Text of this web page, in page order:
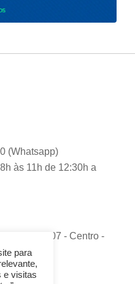
(Whatsapp)
às 11h de 12:30h a
Sala 306/307 - Centro -
para
e visitas